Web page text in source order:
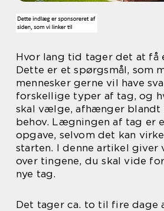
Hvor lang tid tager det at få
Dette er et spørgsmål, som
mennesker gerne vil have
forskellige typer af tag, og
skal vælge, afhænger blandt
behov. Lægningen af tag er
opgave, selvom det kan
starten. I denne artikel giver
over tingene, du skal vide
nye tag.
Det tager ca. to til fire dage